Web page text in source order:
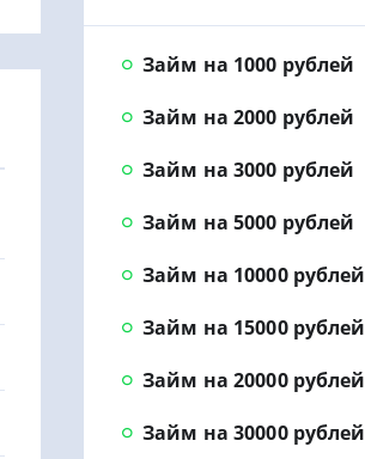
Займ на 1000 рублей
Займ на 2000 рублей
Займ на 3000 рублей
Займ на 5000 рублей
Займ на 10000 рублей
Займ на 15000 рублей
Займ на 20000 рублей
Займ на 30000 рублей